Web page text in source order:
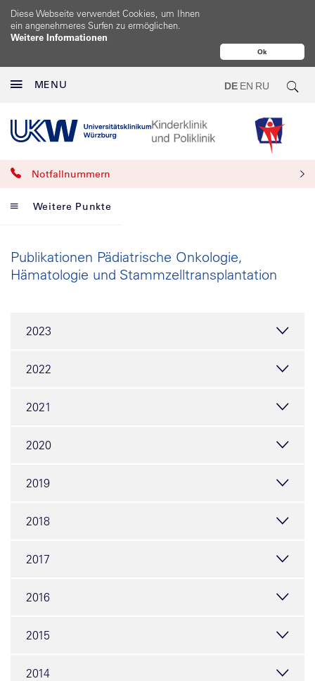
Ok
Diese Webseite verwendet Cookies, um Ihnen
ein angenehmeres Surfen zu ermöglichen.
Weitere Informationen
MENU DE EN RU
Notfallnummern
Weitere Punkte
Publikationen Pädiatrische Onkologie,
Hämatologie und Stammzelltransplantation
2023
2022
2021
2020
2019
2018
2017
2016
2015
2014